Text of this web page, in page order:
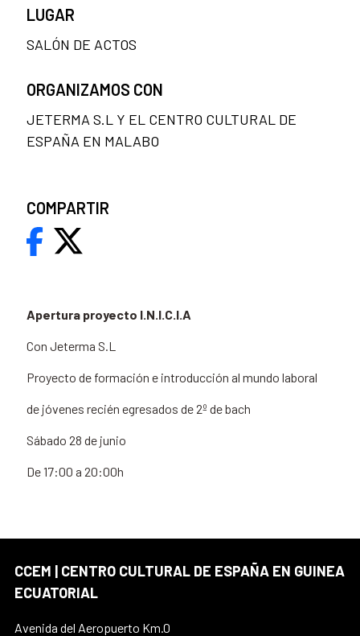
Apertura proyecto I.N.I.C.I.A
Con Jeterma S.L
Proyecto de formación e introducción al mundo laboral
de jóvenes recién egresados de 2º de bach
Sábado 28 de junio
De 17:00 a 20:00h
LUGAR
SALÓN DE ACTOS
ORGANIZAMOS CON
JETERMA S.L Y EL CENTRO CULTURAL DE
ESPAÑA EN MALABO
COMPARTIR
CCEM | CENTRO CULTURAL DE ESPAÑA EN GUINEA
ECUATORIAL
Avenida del Aeropuerto Km.0